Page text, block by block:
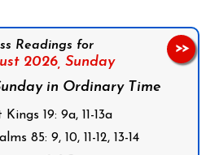
Readings for
2026, Sunday
in Ordinary Time
Kings 19: 9a, 11-13a
85: 9, 10, 11-12, 13-14
>>